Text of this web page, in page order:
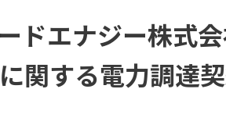
ドエナジー株式
関する電力調達